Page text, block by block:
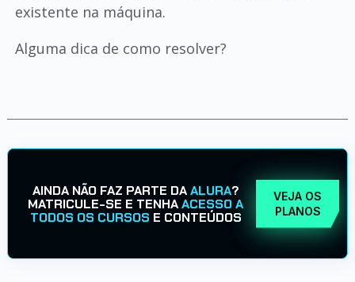
existente na máquina.
Alguma dica de como resolver?
AINDA NÃO FAZ PARTE DAALURA?
MATRICULE-SE E TENHAACESSO A
TODOS OS CURSOS E CONTEÚDOS
VEJA OS
PLANOS